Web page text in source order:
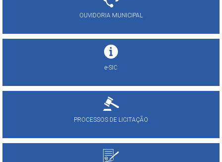
OUVIDORIA MUNICIPAL
e-SIC
PROCESSOS DE LICITAÇÃO